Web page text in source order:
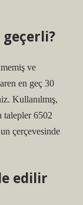
ve
en geç 30
Kullanılmış,
talepler 6502
çerçevesinde
edilir